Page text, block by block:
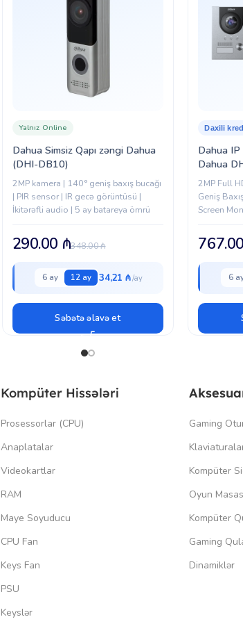
Dahua Simsiz Qapı zəngi Dahua
(DHI-DB10)
Yalnız Online
2MP kamera | 140° geniş baxış bucağı
| PIR sensor | IR gecə görüntüsü |
İkitərəfli audio | 5 ay batareya ömrü
348.00₼
290.00 ₼
6 ay 12 ay 34,21 ₼
Səbətə əlavə et
Dahua
Dahua
Daxili
2MP Full
Geniş
Screen
ilə
767.00
6
Kompüter Hissələri
Prosessorlar (CPU)
Anaplatalar
Videokartlar
RAM
Maye Soyuducu
CPU Fan
Keys Fan
PSU
Keyslər
Gaming
Kompüter
Oyun
Kompüter
Gaming
Dinamiklər